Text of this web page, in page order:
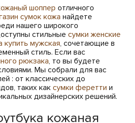
шоппер отличного
сумок кожа найдете
нашего широкого
стильные сумки женские
купить мужская, сочетающие в
стиль. Если вас
рюкзака, то вы будете
Мы собрали для вас
: от классических до
таких как сумки феретти и
дизайнерских решений.
кожаная